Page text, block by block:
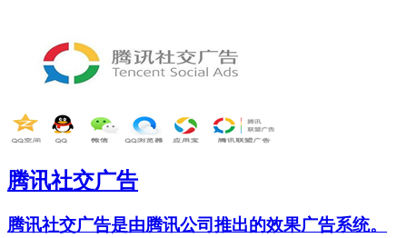
腾讯社交广告
腾讯社交广告是由腾讯公司推出的效果广告系统。